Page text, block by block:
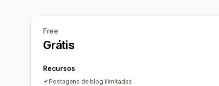
Free
Grátis
Recursos
Postagens de blog ilimitadas